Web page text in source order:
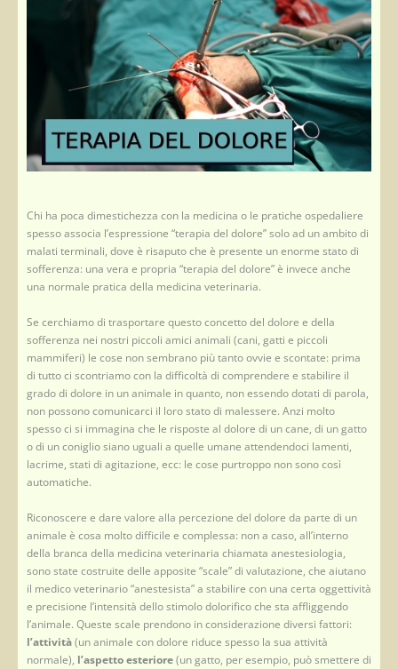
Chi ha poca dimestichezza con la medicina o le pratiche ospedaliere
spesso associa l’espressione “terapia del dolore” solo ad un ambito di
malati terminali, dove è risaputo che è presente un enorme stato di
sofferenza: una vera e propria “terapia del dolore” è invece anche
una normale pratica della medicina veterinaria.
Se cerchiamo di trasportare questo concetto del dolore e della
sofferenza nei nostri piccoli amici animali (cani, gatti e piccoli
mammiferi) le cose non sembrano più tanto ovvie e scontate: prima
di tutto ci scontriamo con la difficoltà di comprendere e stabilire il
grado di dolore in un animale in quanto, non essendo dotati di parola,
non possono comunicarci il loro stato di malessere. Anzi molto
spesso ci si immagina che le risposte al dolore di un cane, di un gatto
o di un coniglio siano uguali a quelle umane attendendoci lamenti,
lacrime, stati di agitazione, ecc: le cose purtroppo non sono così
automatiche.
Riconoscere e dare valore alla percezione del dolore da parte di un
animale è cosa molto difficile e complessa: non a caso, all’interno
della branca della medicina veterinaria chiamata anestesiologia,
sono state costruite delle apposite “scale” di valutazione, che aiutano
il medico veterinario “anestesista” a stabilire con una certa oggettività
e precisione l’intensità dello stimolo dolorifico che sta affliggendo
l’animale. Queste scale prendono in considerazione diversi fattori:
l’attività(un animale con dolore riduce spesso la sua attività
normale), l’aspetto esteriore(un gatto, per esempio, può smettere di